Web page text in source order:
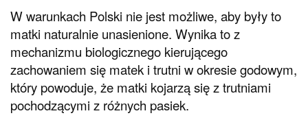
W warunkach Polski nie jest możliwe, aby były to
matki naturalnie unasienione. Wynika to z
mechanizmu biologicznego kierującego
zachowaniem się matek i trutni w okresie godowym,
który powoduje, że matki kojarzą się z trutniami
pochodzącymi z różnych pasiek.